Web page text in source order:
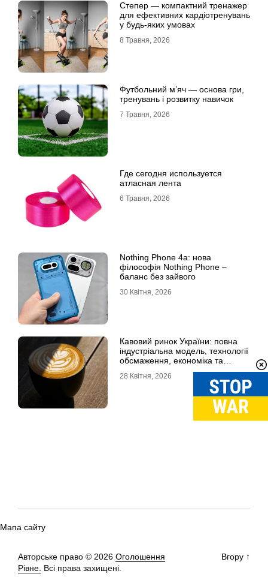
Степер — компактний тренажер
для ефективних кардіотренувань
у будь-яких умовах
8 Травня, 2026
Футбольний м’яч — основа гри,
тренувань і розвитку навичок
7 Травня, 2026
Где сегодня используется
атласная лента
6 Травня, 2026
Nothing Phone 4a: нова
філософія Nothing Phone –
баланс без зайвого
30 Квітня, 2026
Кавовий ринок України: повна
індустріальна модель, технології
обсмаження, економіка та
28 Квітня, 2026
Мапа сайту
Авторське право © 2026 Оголошення
Рівне. Всі права захищені.
Вгору ↑